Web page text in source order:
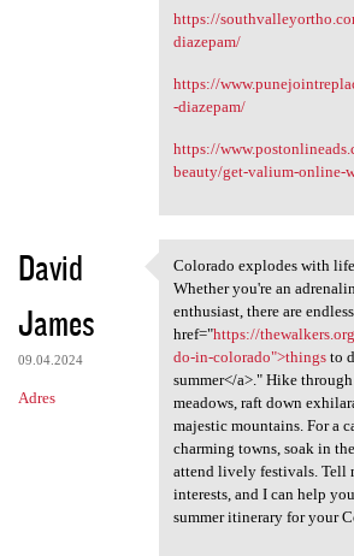
https://
diazepam/
https://
-diazepam/
https://
beauty/get-valium-online-
David
James
09.04.2024
Adres
Colorado explodes
Colorado explodes with
Whether you're an
enthusiast, there are
href="https://
do-in-colorado">thingsto
summer</a>." Hike
meadows, raft down
majestic mountains. For a
charming towns, soak in
attend lively festivals. Tell
interests, and I can help
summer itinerary for your